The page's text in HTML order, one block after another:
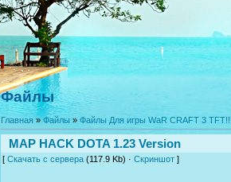
Файлы
Главная»Файлы» Файлы Для игры WaR CRAFT 3
MAP HACK DOTA 1.23 Version
[ Скачать с сервера (117.9 Kb) · Скриншот ]